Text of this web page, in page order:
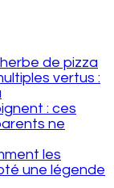
de pizza
vertus :
: ces
ne
les
une légende